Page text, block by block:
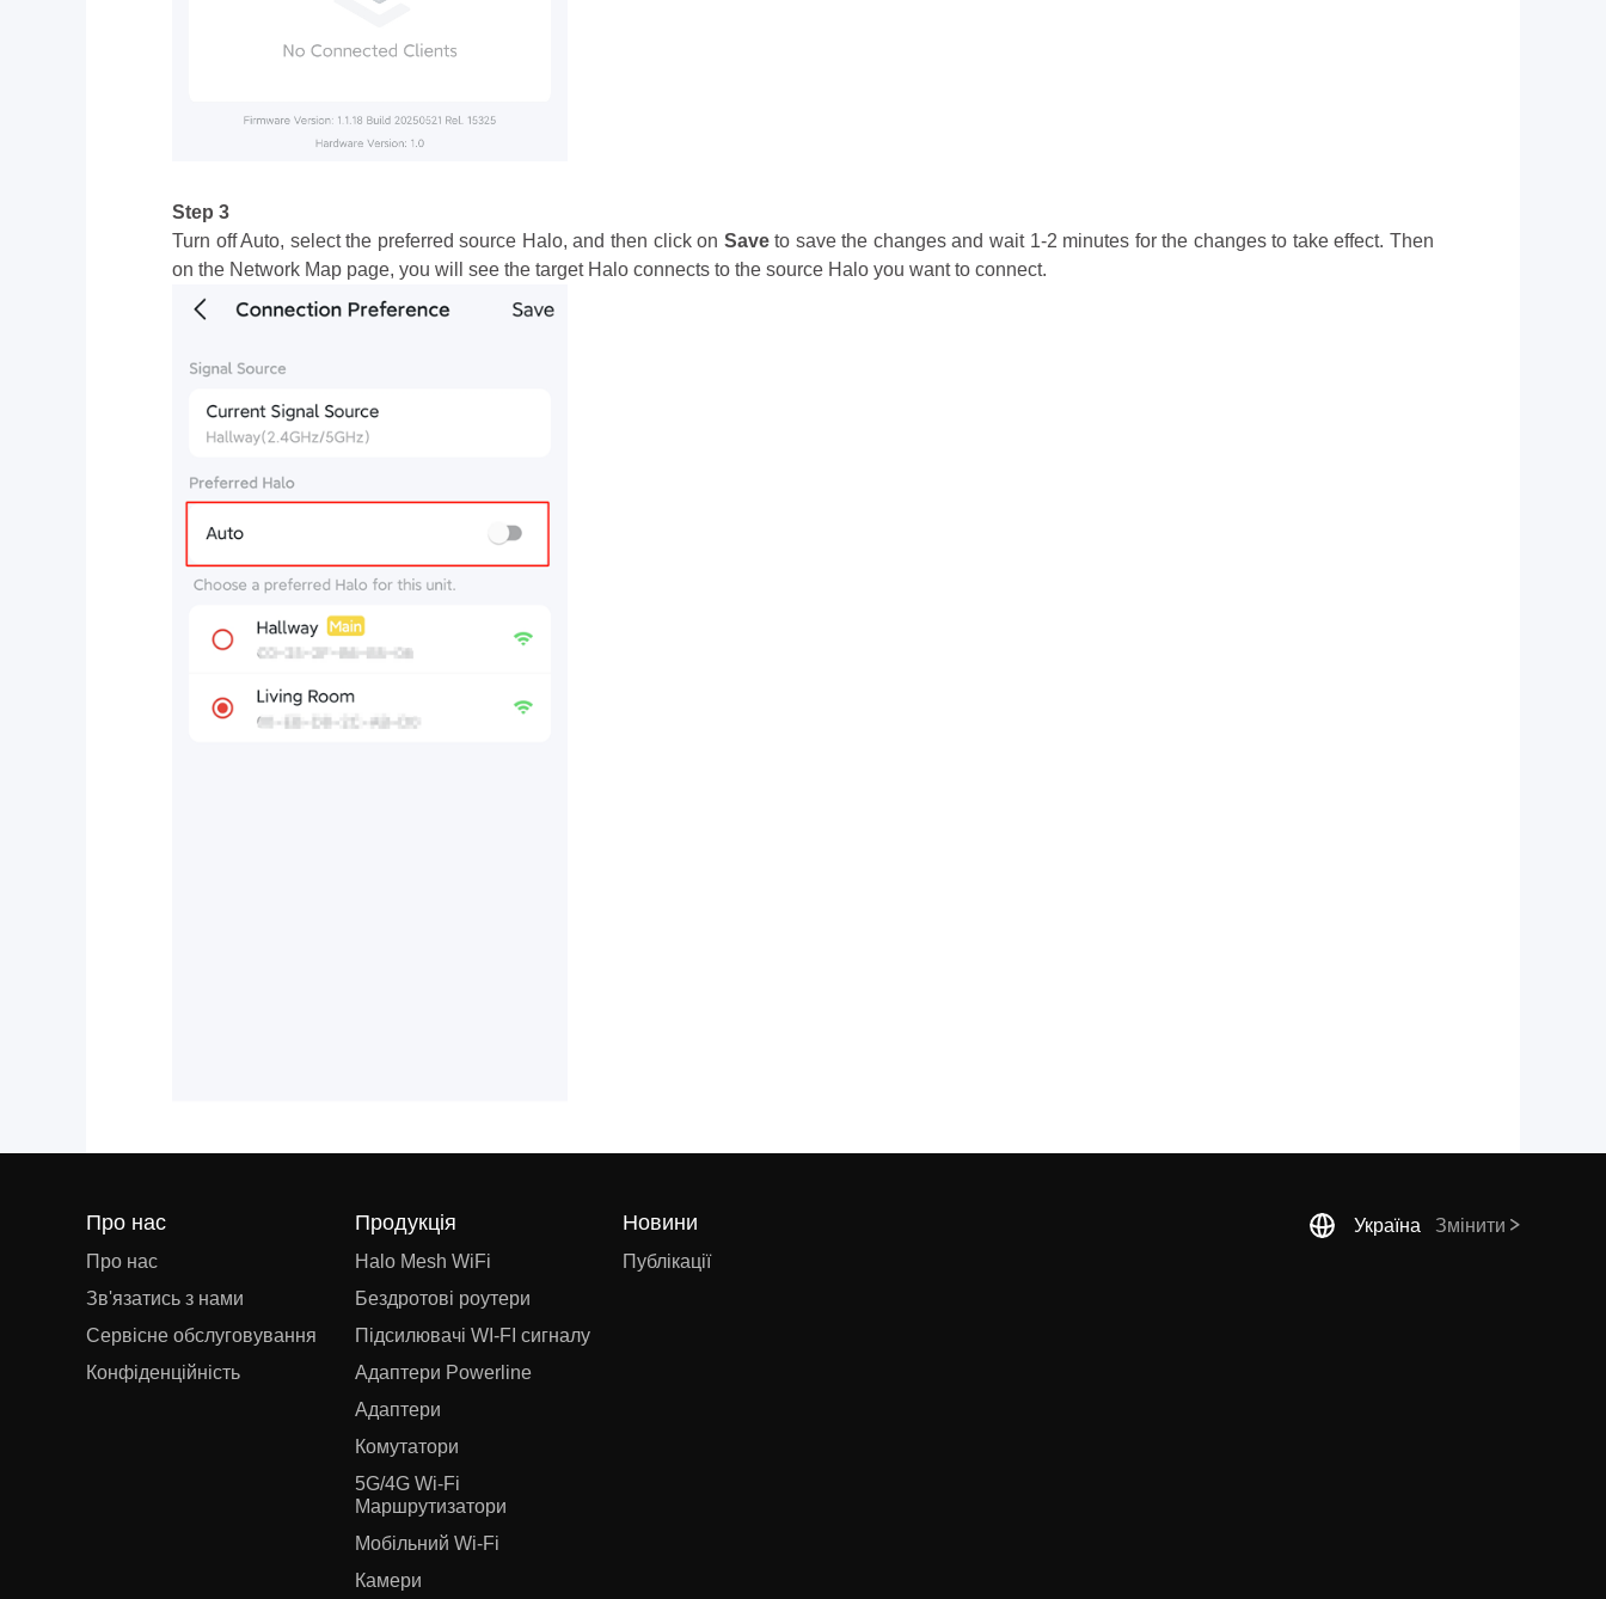
Step 3
Turn off Auto, select the preferred source Halo, and then click on Saveto save the changes and wait 1-2 minutes for the changes to take effect. Then
on the Network Map page, you will see the target Halo connects to the source Halo you want to connect.
Про нас
Про нас
Зв'язатись з нами
Сервісне обслуговування
Конфіденційність
Продукція
Halo Mesh WiFi
Бездротові роутери
Підсилювачі WI-FI сигналу
Адаптери Powerline
Адаптери
Комутатори
5G/4G Wi-Fi
Маршрутизатори
Мобільний Wi-Fi
Камери
Новини
Публікації
Україна Змінити